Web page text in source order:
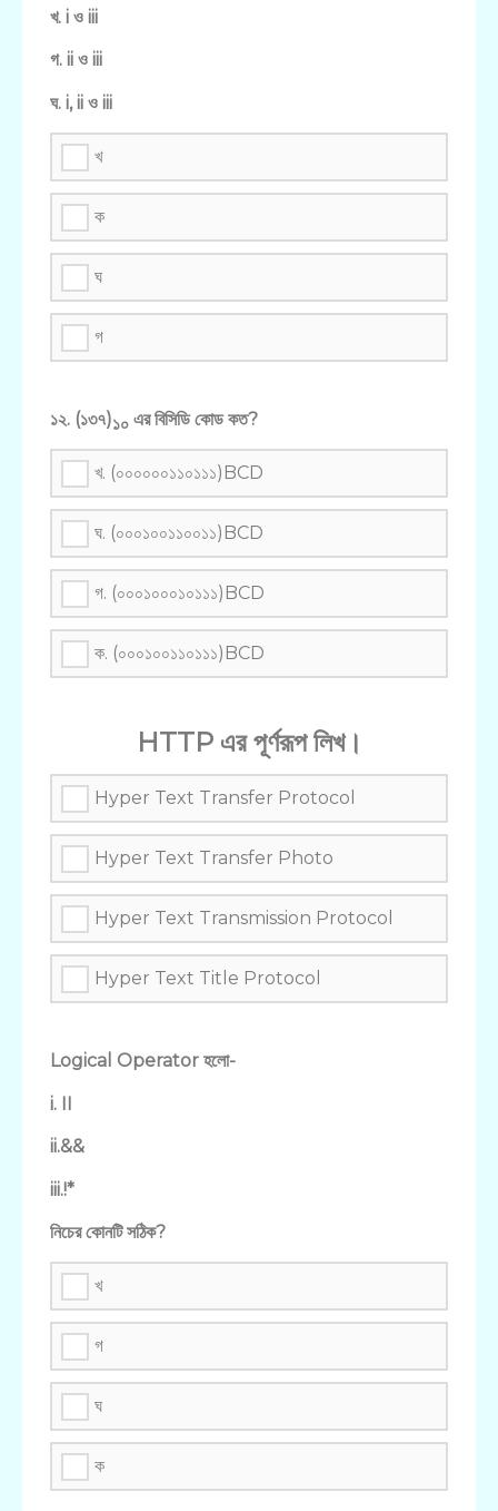
খ. i ও iii
গ. ii ও iii
ঘ. i, ii ও iii
খ
ক
ঘ
গ
১২. (১৩৭)১০ এর বিসিডি কোড কত?
খ. (০০০০০০১১০১১১)BCD
ঘ. (০০০১০০১১০০১১)BCD
গ. (০০০১০০০১০১১১)BCD
ক. (০০০১০০১১০১১১)BCD
HTTP এর পূর্ণরূপ লিখ।
Hyper Text Transfer Protocol
Hyper Text Transfer Photo
Hyper Text Transmission Protocol
Hyper Text Title Protocol
Logical Operator হলো-
i. II
ii.&&
iii.!*
নিচের কোনটি সঠিক?
খ
গ
ঘ
ক